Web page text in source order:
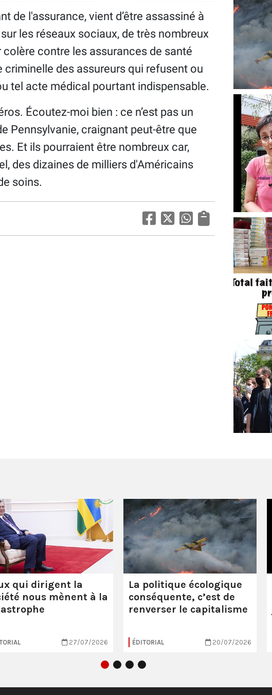
de l'assurance, vient d’être assassiné à
les réseaux sociaux, de très nombreux
contre les assurances de santé
des assureurs qui refusent ou
tel acte médical pourtant indispensable.
Écoutez-moi bien : ce n’est pas un
Pennsylvanie, craignant peut-être que
Et ils pourraient être nombreux car,
des dizaines de milliers d'Américains
soins.
qui dirigent la
nous mènent à la
27/07/2026
La politique écologique
conséquente, c’est de
renverser le capitalisme
ÉDITORIAL 20/07/2026